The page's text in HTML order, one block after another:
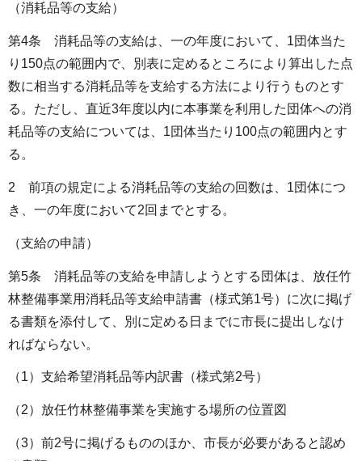
（消耗品等の支給）
第4条 消耗品等の支給は、一の年度において、1団体当た
り150点の範囲内で、別表に定めるところにより算出した点
数に相当する消耗品等を支給する方法により行うものとす
る。ただし、直近3年度以内に本事業を利用した団体への消
耗品等の支給については、1団体当たり100点の範囲内とす
る。
2 前項の規定による消耗品等の支給の回数は、1団体につ
き、一の年度において2回までとする。
（支給の申請）
第5条 消耗品等の支給を申請しようとする団体は、放任竹
林整備事業用消耗品等支給申請書（様式第1号）に次に掲げ
る書類を添付して、別に定める日までに市長に提出しなけ
ればならない。
（1）支給希望消耗品等内訳書（様式第2号）
（2）放任竹林整備事業を実施する場所の位置図
（3）前2号に掲げるもののほか、市長が必要があると認め